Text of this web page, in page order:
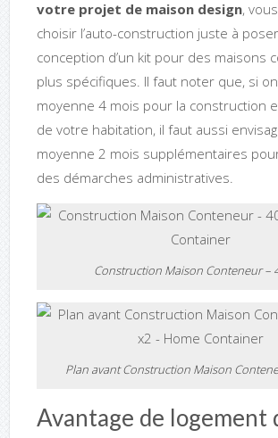
votre projet de maison design,
choisir l’auto-construction juste à
conception d’un kit pour des maisons
plus spécifiques. Il faut noter que, si
moyenne 4 mois pour la construction
de votre habitation, il faut aussi
moyenne 2 mois supplémentaires
des démarches administratives.
Construction Maison Conteneur –
Plan avant Construction Maison
Avantage de logement